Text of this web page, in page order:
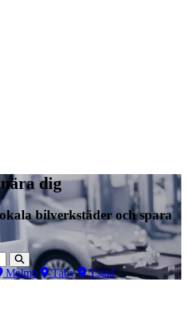
dig
bilverkstäder och spara
Malmö Täby Ystad